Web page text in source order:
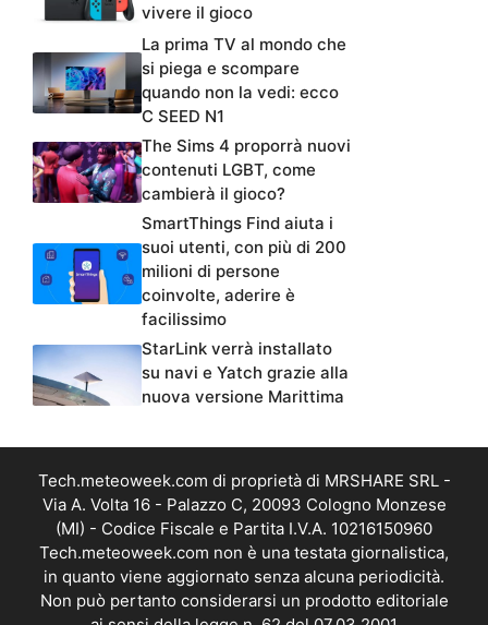
vivere il gioco
La prima TV al mondo che
si piega e scompare
quando non la vedi: ecco
C SEED N1
The Sims 4 proporrà nuovi
contenuti LGBT, come
cambierà il gioco?
SmartThings Find aiuta i
suoi utenti, con più di 200
milioni di persone
coinvolte, aderire è
facilissimo
StarLink verrà installato
su navi e Yatch grazie alla
nuova versione Marittima
Tech.meteoweek.com di proprietà di MRSHARE SRL -
Via A. Volta 16 - Palazzo C, 20093 Cologno Monzese
(MI) - Codice Fiscale e Partita I.V.A. 10216150960
Tech.meteoweek.com non è una testata giornalistica,
in quanto viene aggiornato senza alcuna periodicità.
Non può pertanto considerarsi un prodotto editoriale